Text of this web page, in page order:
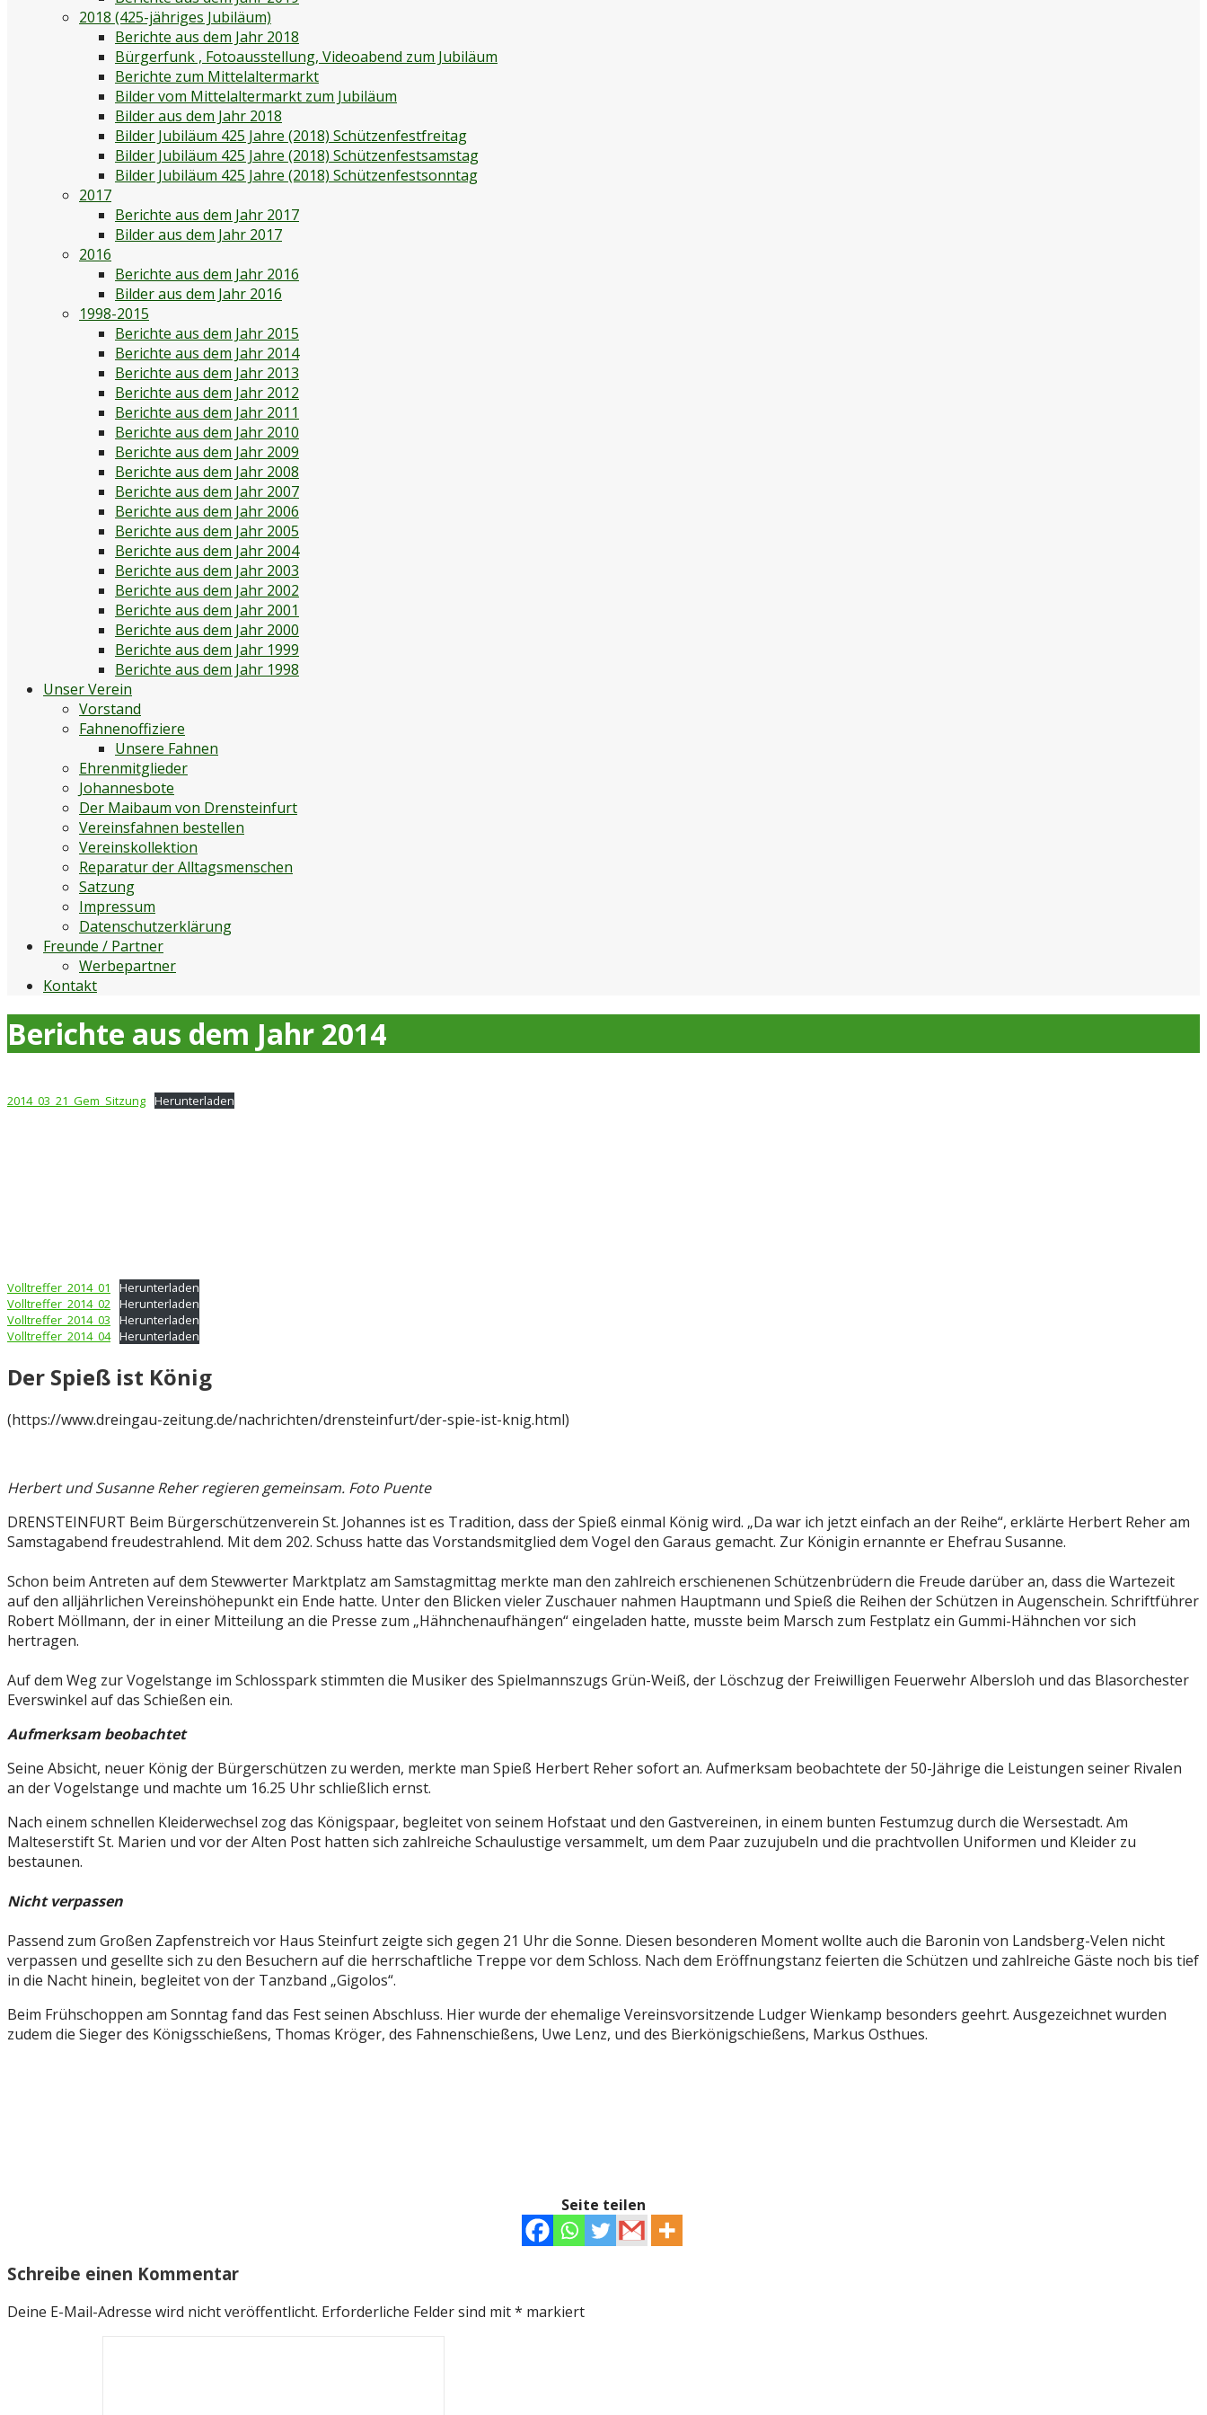
2018 (425-jähriges Jubiläum)
Berichte aus dem Jahr 2018
Bürgerfunk , Fotoausstellung, Videoabend zum Jubiläum
Berichte zum Mittelaltermarkt
Bilder vom Mittelaltermarkt zum Jubiläum
Bilder aus dem Jahr 2018
Bilder Jubiläum 425 Jahre (2018) Schützenfestfreitag
Bilder Jubiläum 425 Jahre (2018) Schützenfestsamstag
Bilder Jubiläum 425 Jahre (2018) Schützenfestsonntag
2017
Berichte aus dem Jahr 2017
Bilder aus dem Jahr 2017
2016
Berichte aus dem Jahr 2016
Bilder aus dem Jahr 2016
1998-2015
Berichte aus dem Jahr 2015
Berichte aus dem Jahr 2014
Berichte aus dem Jahr 2013
Berichte aus dem Jahr 2012
Berichte aus dem Jahr 2011
Berichte aus dem Jahr 2010
Berichte aus dem Jahr 2009
Berichte aus dem Jahr 2008
Berichte aus dem Jahr 2007
Berichte aus dem Jahr 2006
Berichte aus dem Jahr 2005
Berichte aus dem Jahr 2004
Berichte aus dem Jahr 2003
Berichte aus dem Jahr 2002
Berichte aus dem Jahr 2001
Berichte aus dem Jahr 2000
Berichte aus dem Jahr 1999
Berichte aus dem Jahr 1998
Unser Verein
Vorstand
Fahnenoffiziere
Unsere Fahnen
Ehrenmitglieder
Johannesbote
Der Maibaum von Drensteinfurt
Vereinsfahnen bestellen
Vereinskollektion
Reparatur der Alltagsmenschen
Satzung
Impressum
Datenschutzerklärung
Freunde / Partner
Werbepartner
Kontakt
Berichte aus dem Jahr 2014
2014_03_21_Gem_Sitzung Herunterladen
Volltreffer_2014_01
Herunterladen
Volltreffer_2014_02 Herunterladen
Volltreffer_2014_03
Herunterladen
Volltreffer_2014_04 Herunterladen
Der Spieß ist König
(https://www.dreingau-zeitung.de/nachrichten/drensteinfurt/der-spie-ist-knig.html)
Herbert und Susanne Reher regieren gemeinsam. Foto Puente
DRENSTEINFURT Beim Bürgerschützenverein St. Johannes ist es Tradition, dass der Spieß einmal König wird. „Da war ich jetzt einfach an der Reihe“, erklärte Herbert Reher am
Samstagabend freudestrahlend. Mit dem 202. Schuss hatte das Vorstandsmitglied dem Vogel den Garaus gemacht. Zur Königin ernannte er Ehefrau Susanne.
Schon beim Antreten auf dem Stewwerter Marktplatz am Samstagmittag merkte man den zahlreich erschienenen Schützenbrüdern die Freude darüber an, dass die Wartezeit
auf den alljährlichen Vereinshöhepunkt ein Ende hatte. Unter den Blicken vieler Zuschauer nahmen Hauptmann und Spieß die Reihen der Schützen in Augenschein. Schriftführer
Robert Möllmann, der in einer Mitteilung an die Presse zum „Hähnchenaufhängen“ eingeladen hatte, musste beim Marsch zum Festplatz ein Gummi-Hähnchen vor sich
hertragen.
Auf dem Weg zur Vogelstange im Schlosspark stimmten die Musiker des Spielmannszugs Grün-Weiß, der Löschzug der Freiwilligen Feuerwehr Albersloh und das Blasorchester
Everswinkel auf das Schießen ein.
Aufmerksam beobachtet
Seine Absicht, neuer König der Bürgerschützen zu werden, merkte man Spieß Herbert Reher sofort an. Aufmerksam beobachtete der 50-Jährige die Leistungen seiner Rivalen
an der Vogelstange und machte um 16.25 Uhr schließlich ernst.
Nach einem schnellen Kleiderwechsel zog das Königspaar, begleitet von seinem Hofstaat und den Gastvereinen, in einem bunten Festumzug durch die Wersestadt. Am
Malteserstift St. Marien und vor der Alten Post hatten sich zahlreiche Schaulustige versammelt, um dem Paar zuzujubeln und die prachtvollen Uniformen und Kleider zu
bestaunen.
Nicht verpassen
Passend zum Großen Zapfenstreich vor Haus Steinfurt zeigte sich gegen 21 Uhr die Sonne. Diesen besonderen Moment wollte auch die Baronin von Landsberg-Velen nicht
verpassen und gesellte sich zu den Besuchern auf die herrschaftliche Treppe vor dem Schloss. Nach dem Eröffnungstanz feierten die Schützen und zahlreiche Gäste noch bis tief
in die Nacht hinein, begleitet von der Tanzband „Gigolos“.
Beim Frühschoppen am Sonntag fand das Fest seinen Abschluss. Hier wurde der ehemalige Vereinsvorsitzende Ludger Wienkamp besonders geehrt. Ausgezeichnet wurden
zudem die Sieger des Königsschießens, Thomas Kröger, des Fahnenschießens, Uwe Lenz, und des Bierkönigschießens, Markus Osthues.
Seite teilen
Schreibe einen Kommentar
Deine E-Mail-Adresse wird nicht veröffentlicht. Erforderliche Felder sind mit* markiert